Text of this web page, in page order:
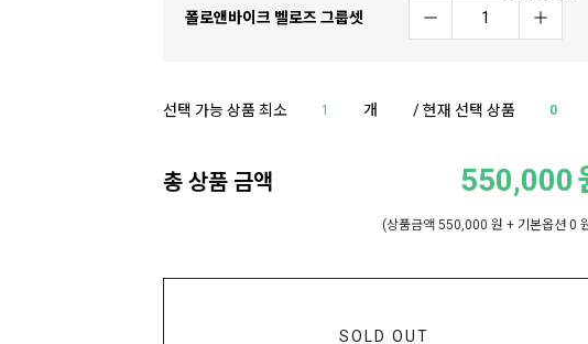
폴로앤바이크 벨로즈 그룹셋
선택 가능 상품 최소 1 개 / 현재 선택 상품 0
총 상품 금액 550,000
(상품금액 550,000 원 + 기본옵션 0
SOLD OUT